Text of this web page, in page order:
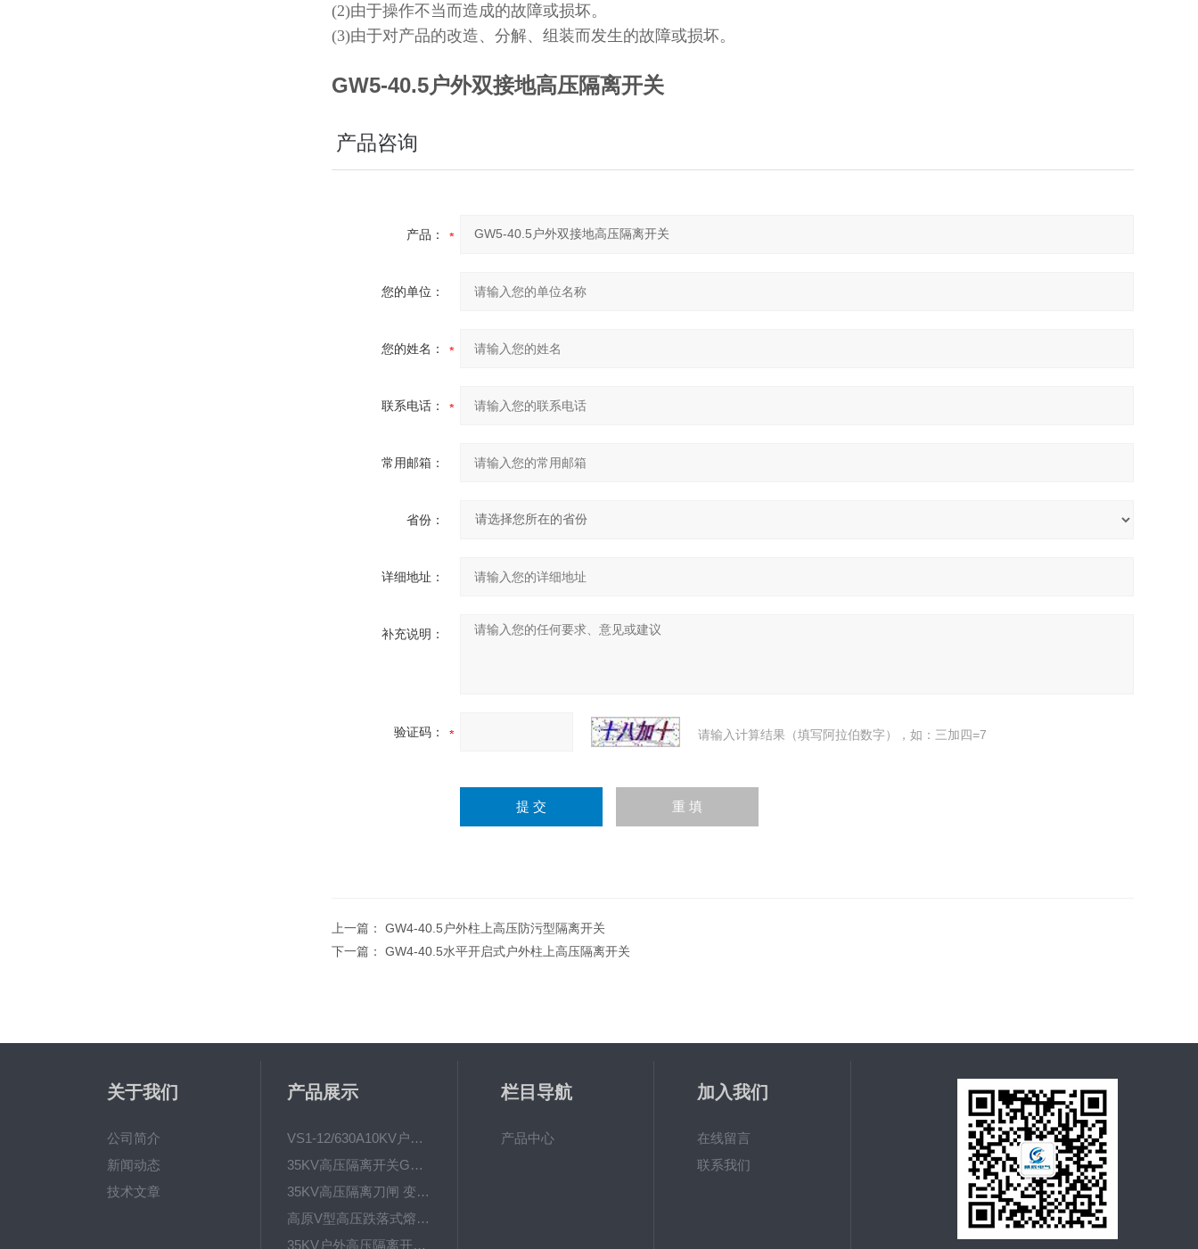
(2)由于操作不当而造成的故障或损坏。
(3)由于对产品的改造、分解、组装而发生的故障或损坏。
GW5-40.5户外双接地高压隔离开关
产品咨询
产品：
您的单位：
您的姓名：
联系电话：
常用邮箱：
省份：
详细地址：
补充说明：
验证码： 请输入计算结果（填写阿拉伯数字），如：三加四=7
上一篇： GW4-40.5户外柱上高压防污型隔离开关
下一篇： GW4-40.5水平开启式户外柱上高压隔离开关
关于我们
公司简介
新闻动态
技术文章
产品展示
VS1-12/630A10KV户内真空断路器型号参数
35KV高压隔离开关GW4-40.5DW/1250A刀闸
35KV高压隔离刀闸 变电站GW4-40.5隔离开关
高原V型高压跌落式熔断器防风型HGRW-35/200
35KV户外高压隔离开关GW4-40.5/630-1250A
栏目导航
产品中心
加入我们
在线留言
联系我们